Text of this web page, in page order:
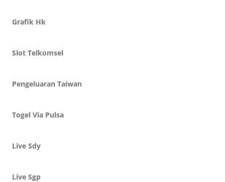
Grafik Hk
Slot Telkomsel
Pengeluaran Taiwan
Togel Via Pulsa
Live Sdy
Live Sgp